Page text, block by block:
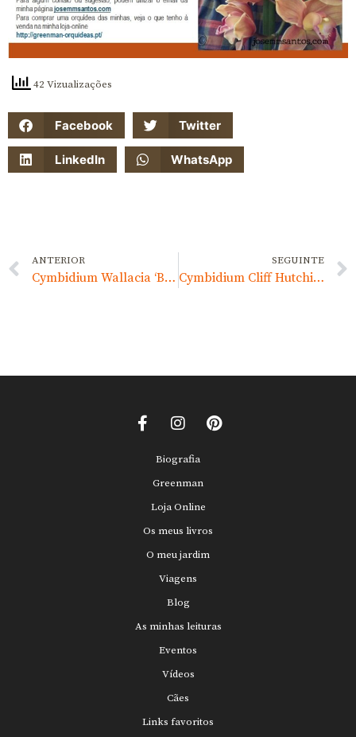
42 Vizualizações
Facebook Twitter
LinkedIn WhatsApp
ANTERIOR
Cymbidium Wallacia ‘Burnt Orange’
SEGUINTE
Cymbidium Cliff Hutchings
Biografia
Greenman
Loja Online
Os meus livros
O meu jardim
Viagens
Blog
As minhas leituras
Eventos
Vídeos
Cães
Links favoritos